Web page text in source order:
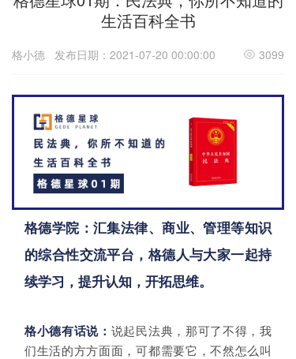
i
生活百科全书
格小德 发布日期：2021-07-20 00:00:00 3099
格德学院：汇集法律、商业、管理等知识
的综合性交流平台，格德人与大家一起持
续学习，提升认知，开拓思维。
格小德有话说： 说起民法典，那可了不得，我
们生活的方方面面，可都需要它，不然怎么叫